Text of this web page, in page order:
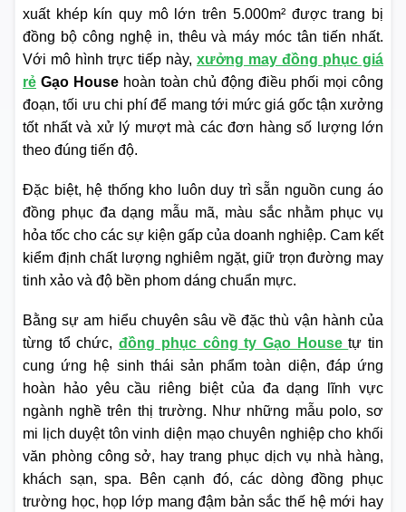
xuất khép kín quy mô lớn trên 5.000m² được trang bị
đồng bộ công nghệ in, thêu và máy móc tân tiến nhất.
Với mô hình trực tiếp này, xưởng may đồng phục giá
rẻ Gạo House hoàn toàn chủ động điều phối mọi công
đoạn, tối ưu chi phí để mang tới mức giá gốc tận xưởng
tốt nhất và xử lý mượt mà các đơn hàng số lượng lớn
theo đúng tiến độ.
Đặc biệt, hệ thống kho luôn duy trì sẵn nguồn cung áo
đồng phục đa dạng mẫu mã, màu sắc nhằm phục vụ
hỏa tốc cho các sự kiện gấp của doanh nghiệp. Cam kết
kiểm định chất lượng nghiêm ngặt, giữ trọn đường may
tinh xảo và độ bền phom dáng chuẩn mực.
Bằng sự am hiểu chuyên sâu về đặc thù vận hành của
từng tổ chức,đồng phục công ty Gạo Housetự tin
cung ứng hệ sinh thái sản phẩm toàn diện, đáp ứng
hoàn hảo yêu cầu riêng biệt của đa dạng lĩnh vực
ngành nghề trên thị trường. Như những mẫu polo, sơ
mi lịch duyệt tôn vinh diện mạo chuyên nghiệp cho khối
văn phòng công sở, hay trang phục dịch vụ nhà hàng,
khách sạn, spa. Bên cạnh đó, các dòng đồng phục
trường học, họp lớp mang đậm bản sắc thế hệ mới hay